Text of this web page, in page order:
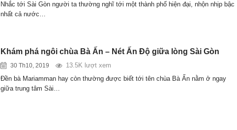
Nhắc tới Sài Gòn người ta thường nghĩ tới một thành phố hiện đại, nhộn nhịp bậc
nhất cả nước…
Khám phá ngôi chùa Bà Ấn – Nét Ấn Độ giữa lòng Sài Gòn
30 Th10, 2019
13.5K lượt xem
Đền bà Mariamman hay còn thường được biết tới tên chùa Bà Ấn nằm ở ngay
giữa trung tâm Sài…